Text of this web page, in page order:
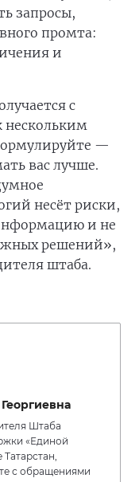
запросы,
промта:
и
с
нескольким
—
вас лучше.
несёт риски,
и не
решений»,
штаба.
Штаба
«Единой
с обращениями